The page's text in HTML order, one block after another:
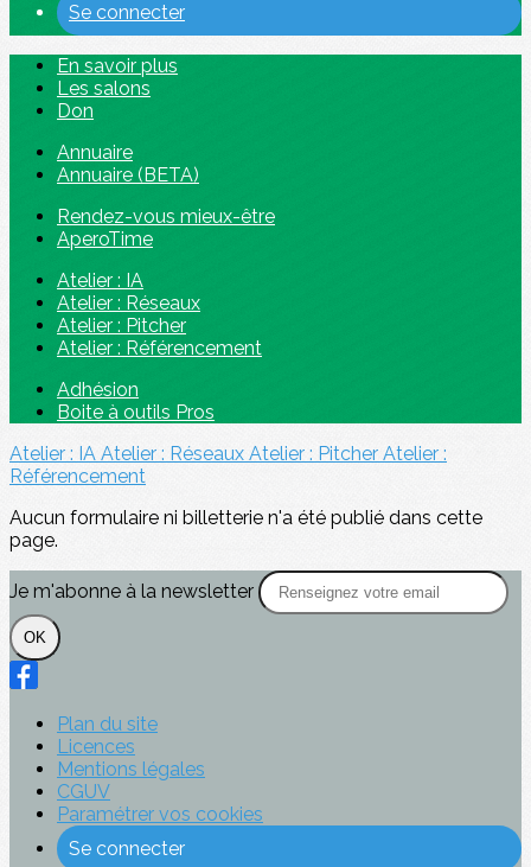
Se connecter
En savoir plus
Les salons
Don
Annuaire
Annuaire (BETA)
Rendez-vous mieux-être
AperoTime
Atelier : IA
Atelier : Réseaux
Atelier : Pitcher
Atelier : Référencement
Adhésion
Boite à outils Pros
Atelier : IA Atelier : Réseaux Atelier : Pitcher Atelier :
Référencement
Aucun formulaire ni billetterie n'a été publié dans cette
page.
Je m'abonne à la newsletter
OK
Plan du site
Licences
Mentions légales
CGUV
Paramétrer vos cookies
Se connecter